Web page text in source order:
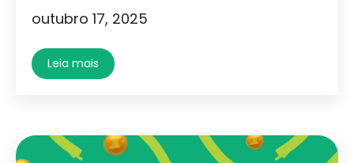
outubro 17, 2025
Leia mais